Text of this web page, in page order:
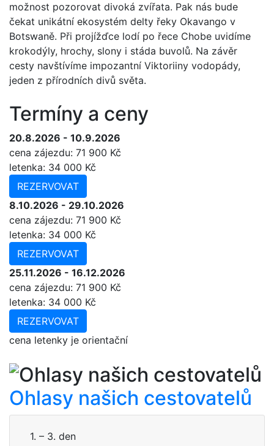
možnost pozorovat divoká zvířata. Pak nás bude
čekat unikátní ekosystém delty řeky Okavango v
Botswaně. Při projížďce lodí po řece Chobe uvidíme
krokodýly, hrochy, slony i stáda buvolů. Na závěr
cesty navštívíme impozantní Viktoriiny vodopády,
jeden z přírodních divů světa.
Termíny a ceny
20.8.2026 - 10.9.2026
cena zájezdu: 71 900 Kč
letenka: 34 000 Kč
REZERVOVAT
8.10.2026 - 29.10.2026
cena zájezdu: 71 900 Kč
letenka: 34 000 Kč
REZERVOVAT
25.11.2026 - 16.12.2026
cena zájezdu: 71 900 Kč
letenka: 34 000 Kč
REZERVOVAT
cena letenky je orientační
Ohlasy našich cestovatelů
1. – 3. den